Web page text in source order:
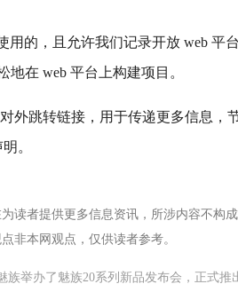
用的，且允许我们记录开放 web 平
在 web 平台上构建项目。
外跳转链接，用于传递更多信息，
。
读者提供更多信息资讯，所涉内容不构
非本网观点，仅供读者参考。
族举办了魅族20系列新品发布会，正式推